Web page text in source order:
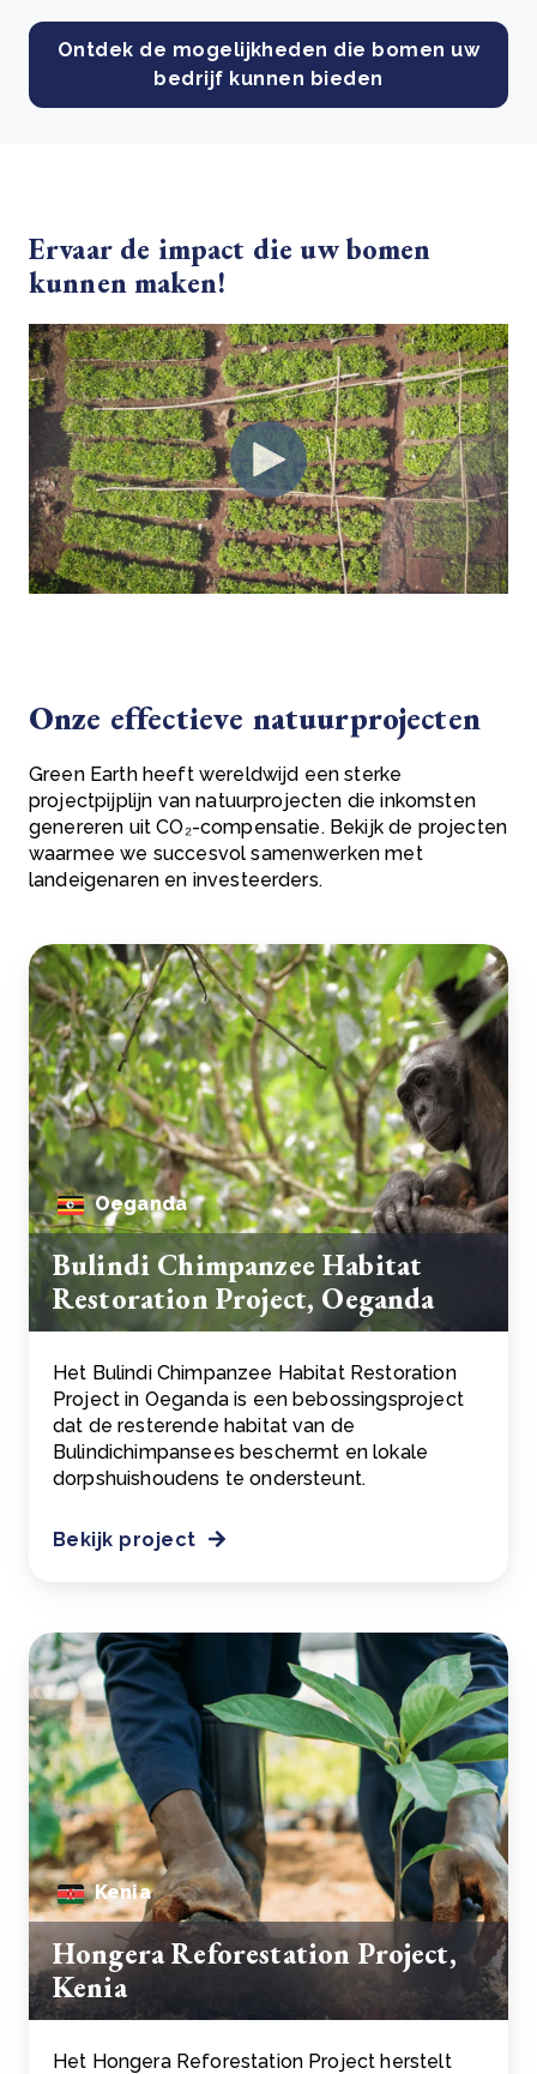
Ontdek de mogelijkheden die bomen uw
bedrijf kunnen bieden
Ervaar de impact die uw bomen
kunnen maken!
Onze effectieve natuurprojecten
Green Earth heeft wereldwijd een sterke
projectpijplijn van natuurprojecten die inkomsten
genereren uit CO₂-compensatie. Bekijk de projecten
waarmee we succesvol samenwerken met
landeigenaren en investeerders.
Oeganda
Bulindi Chimpanzee Habitat
Restoration Project, Oeganda
Het Bulindi Chimpanzee Habitat Restoration
Project in Oeganda is een bebossingsproject
dat de resterende habitat van de
Bulindichimpansees beschermt en lokale
dorpshuishoudens te ondersteunt.
Bekijk project
Kenia
Hongera Reforestation Project,
Kenia
Het Hongera Reforestation Project herstelt